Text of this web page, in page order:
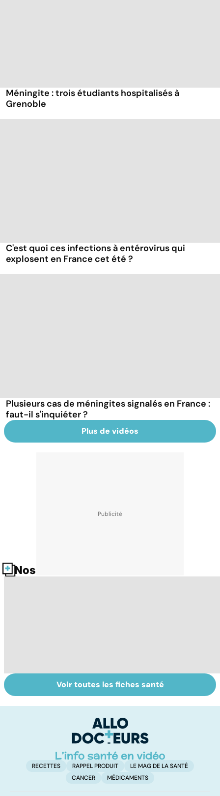
Méningite : trois étudiants hospitalisés à
Grenoble
C'est quoi ces infections à entérovirus qui
explosent en France cet été ?
Plusieurs cas de méningites signalés en France :
faut-il s'inquiéter ?
Plus de vidéos
Nos fiches santé
La méningite : à
traiter en
Tout savoir sur
les infections
Voir toutes les fiches santé
RECETTES RAPPEL PRODUIT
LE MAG DE LA SANTÉ
CANCER
MÉDICAMENTS